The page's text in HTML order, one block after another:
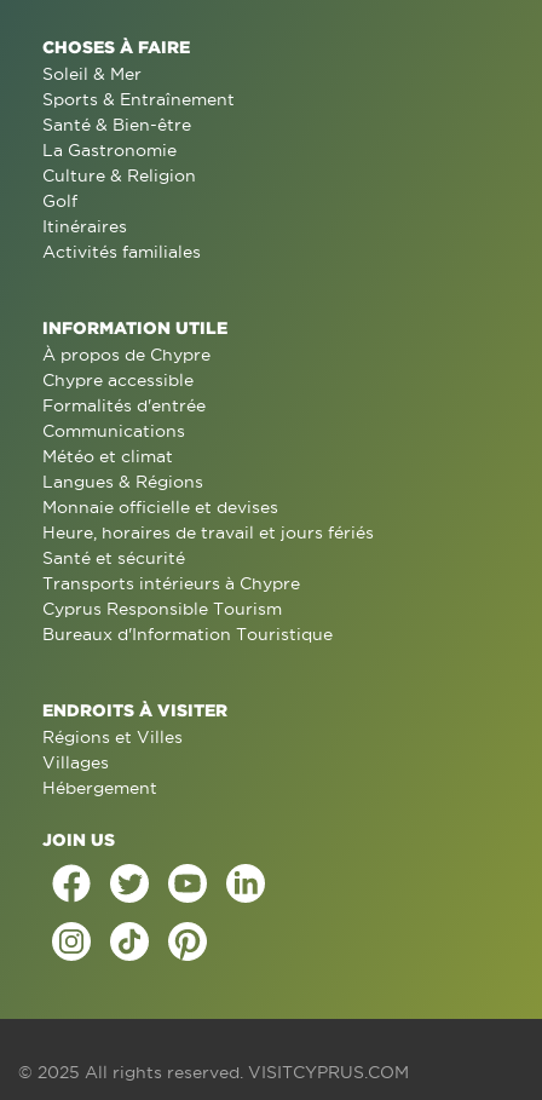
CHOSES À FAIRE
Soleil & Mer
Sports & Entraînement
Santé & Bien-être
La Gastronomie
Culture & Religion
Golf
Itinéraires
Activités familiales
INFORMATION UTILE
À propos de Chypre
Chypre accessible
Formalités d'entrée
Communications
Météo et climat
Langues & Régions
Monnaie officielle et devises
Heure, horaires de travail et jours fériés
Santé et sécurité
Transports intérieurs à Chypre
Cyprus Responsible Tourism
Bureaux d'Information Touristique
ENDROITS À VISITER
Régions et Villes
Villages
Hébergement
JOIN US
© 2025 All rights reserved. VISITCYPRUS.COM